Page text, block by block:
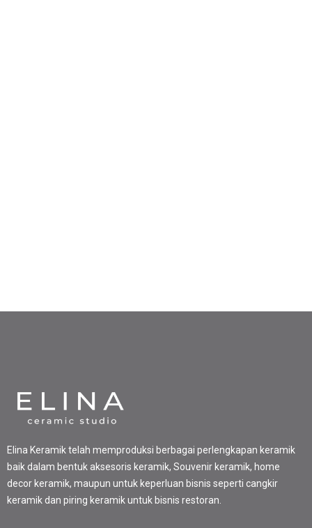
Elina Keramik telah memproduksi berbagai perlengkapan keramik
baik dalam bentuk aksesoris keramik, Souvenir keramik, home
decor keramik, maupun untuk keperluan bisnis seperti cangkir
keramik dan piring keramik untuk bisnis restoran.